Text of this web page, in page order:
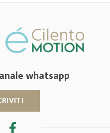
whatsapp